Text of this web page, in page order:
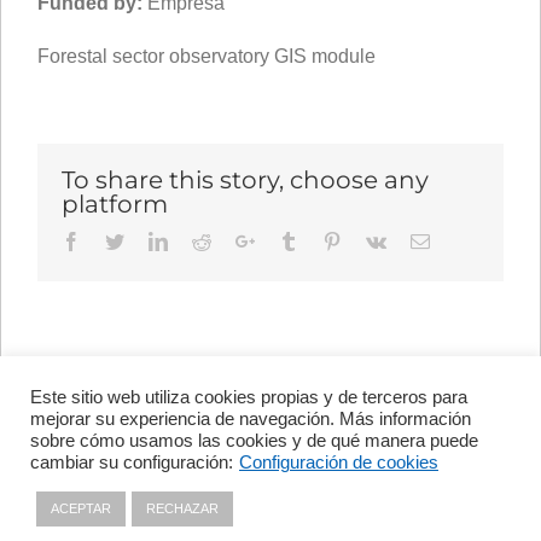
Forestal sector observatory GIS module
To share this story, choose any
platform
Facebook
TwitterLinkedIn
RedditGoogle+Tumblr Pinterest
Vk Email
Avenida de Vigo, s/n 15705
Santiago de Compostela, A
Coruña, España
+34 981 56 98 10
Este sitio web utiliza cookies propias y de terceros para
mejorar su experiencia de navegación. Más información
sobre cómo usamos las cookies y de qué manera puede
cambiar su configuración: Configuración de cookies
ACEPTAR RECHAZAR